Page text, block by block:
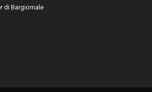
di Bargiornale